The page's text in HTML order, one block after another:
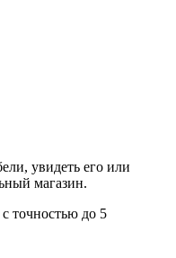
увидеть его или
магазин.
точностью до 5